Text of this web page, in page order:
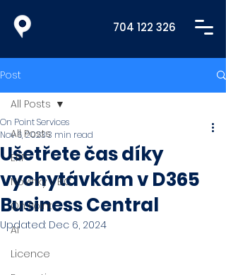
704 122 326
Post
All Posts
ERP
Novinky v BC
On Point
AI
Licence
All Posts
Ušetřete čas díky
vychytávkám v D365
Business Central
On Point Services
Nov 6, 20233 min read
Updated: Dec 6, 2024